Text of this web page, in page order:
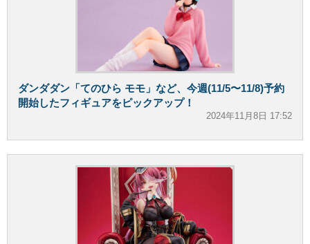
ダンダダン「てのひら モモ」など、今週(11/5〜11/8)予約
開始したフィギュアをピックアップ！
2024年11月8日 17:52